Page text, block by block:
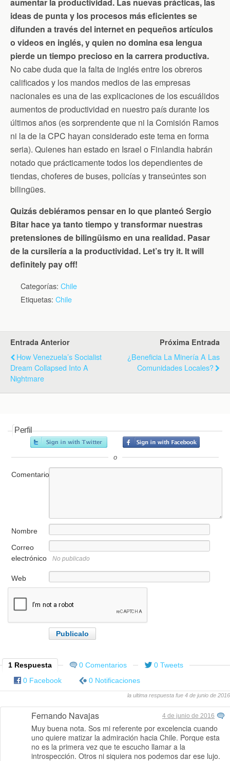
ideas de punta y los procesos más eficientes se
difunden a través del internet en pequeños artículos
o videos en inglés, y quien no domina esa lengua
pierde un tiempo precioso en la carrera productiva.
No cabe duda que la falta de inglés entre los obreros
calificados y los mandos medios de las empresas
nacionales es una de las explicaciones de los escuálidos
aumentos de productividad en nuestro país durante los
últimos años (es sorprendente que ni la Comisión Ramos
ni la de la CPC hayan considerado este tema en forma
seria). Quienes han estado en Israel o Finlandia habrán
notado que prácticamente todos los dependientes de
tiendas, choferes de buses, policías y transeúntes son
bilingües.
Quizás debiéramos pensar en lo que planteó Sergio
Bitar hace ya tanto tiempo y transformar nuestras
pretensiones de bilingüismo en una realidad. Pasar
de la cursilería a la productividad. Let’s try it. It will
definitely pay off!
Categorías: Chile
Etiquetas: Chile
Entrada Anterior
How Venezuela’s Socialist
Dream Collapsed Into A
Nightmare
Próxima Entrada
¿Beneficia La Minería A Las
Comunidades Locales?
Perfil
o
Comentario
Nombre
Correo
electrónico
No publicado
Web
1 Respuesta 0 Comentarios
0 Tweets
0 Facebook
0 Notificaciones
la ultima respuesta fue 4 de junio de 2016
Fernando Navajas 4 de junio de 2016
Muy buena nota. Sos mi referente por excelencia cuando
uno quiere matizar la admiración hacia Chile. Porque esta
no es la primera vez que te escucho llamar a la
introspección. Otros ni siquiera nos podemos dar ese lujo.